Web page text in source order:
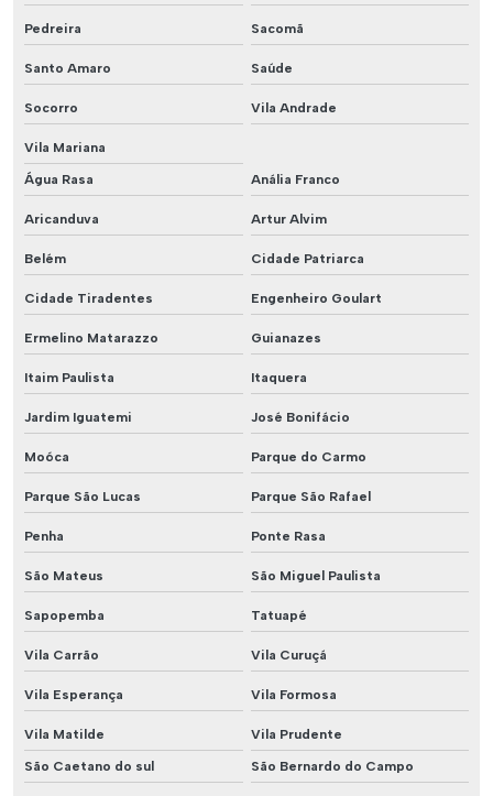
Pedreira Sacomã
Santo Amaro Saúde
Socorro Vila Andrade
Vila Mariana
Água Rasa Anália Franco
Aricanduva Artur Alvim
Belém Cidade Patriarca
Cidade Tiradentes Engenheiro Goulart
Ermelino Matarazzo Guianazes
Itaim Paulista Itaquera
Jardim Iguatemi José Bonifácio
Moóca Parque do Carmo
Parque São Lucas Parque São Rafael
Penha Ponte Rasa
São Mateus São Miguel Paulista
Sapopemba Tatuapé
Vila Carrão Vila Curuçá
Vila Esperança Vila Formosa
Vila Matilde Vila Prudente
São Caetano do sul São Bernardo do Campo